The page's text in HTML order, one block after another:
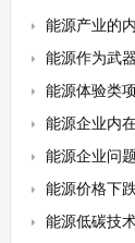
能源产业的
能源作为武
能源体验类
能源企业内
能源企业问
能源价格下
能源低碳技